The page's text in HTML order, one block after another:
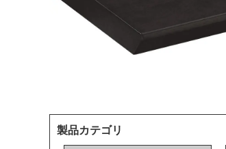
製品カテゴリ